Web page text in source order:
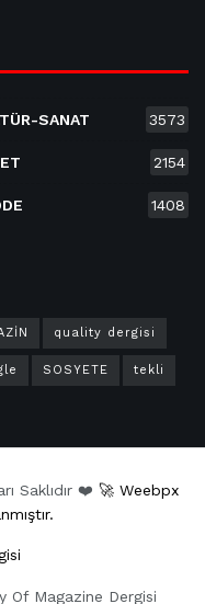
SANAT 3573
2154
1408
quality dergisi
SOSYETE tekli
Saklıdır ❤️ 🚀 Weebpx
Of Magazine Dergisi